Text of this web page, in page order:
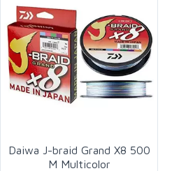
Daiwa J-braid Grand X8 500
M Multicolor